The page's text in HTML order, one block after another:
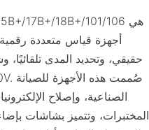
أجهزة قياس متعددة رقمية
الصناعية، وإصلاح
المختبرات، وتتميز بشاشات